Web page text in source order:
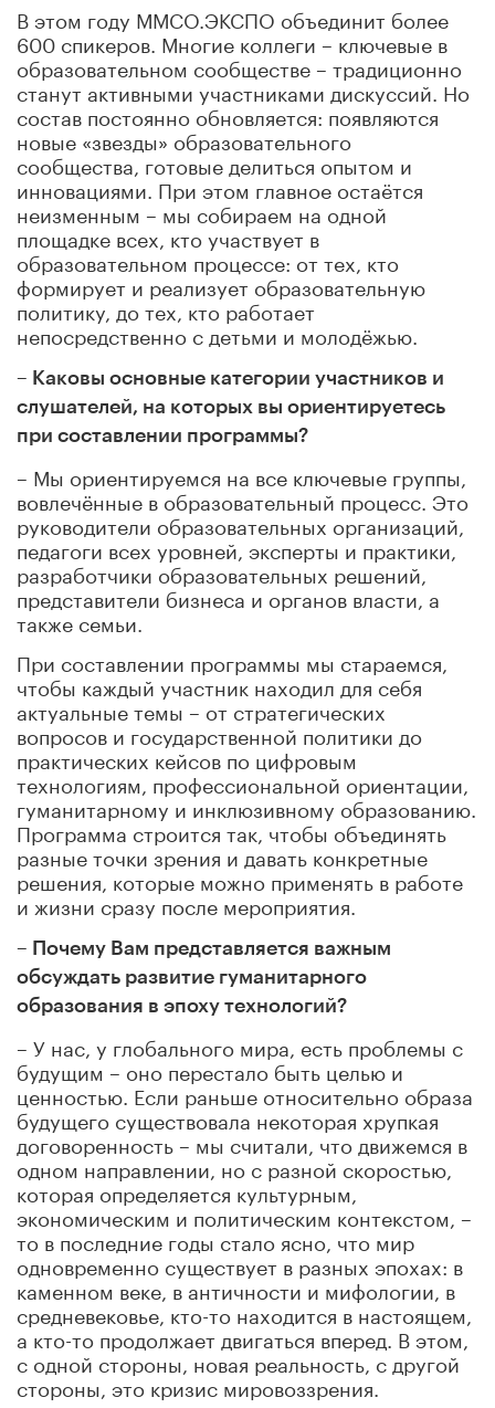
В этом году ММСО.ЭКСПО объединит более
600 спикеров. Многие коллеги – ключевые в
образовательном сообществе – традиционно
станут активными участниками дискуссий. Но
состав постоянно обновляется: появляются
новые «звезды» образовательного
сообщества, готовые делиться опытом и
инновациями. При этом главное остаётся
неизменным – мы собираем на одной
площадке всех, кто участвует в
образовательном процессе: от тех, кто
формирует и реализует образовательную
политику, до тех, кто работает
непосредственно с детьми и молодёжью.
– Каковы основные категории участников и
слушателей, на которых вы ориентируетесь
при составлении программы?
– Мы ориентируемся на все ключевые группы,
вовлечённые в образовательный процесс. Это
руководители образовательных организаций,
педагоги всех уровней, эксперты и практики,
разработчики образовательных решений,
представители бизнеса и органов власти, а
также семьи.
При составлении программы мы стараемся,
чтобы каждый участник находил для себя
актуальные темы – от стратегических
вопросов и государственной политики до
практических кейсов по цифровым
технологиям, профессиональной ориентации,
гуманитарному и инклюзивному образованию.
Программа строится так, чтобы объединять
разные точки зрения и давать конкретные
решения, которые можно применять в работе
и жизни сразу после мероприятия.
– Почему Вам представляется важным
обсуждать развитие гуманитарного
образования в эпоху технологий?
– У нас, у глобального мира, есть проблемы с
будущим – оно перестало быть целью и
ценностью. Если раньше относительно образа
будущего существовала некоторая хрупкая
договоренность – мы считали, что движемся в
одном направлении, но с разной скоростью,
которая определяется культурным,
экономическим и политическим контекстом, –
то в последние годы стало ясно, что мир
одновременно существует в разных эпохах: в
каменном веке, в античности и мифологии, в
средневековье, кто-то находится в настоящем,
а кто-то продолжает двигаться вперед. В этом,
с одной стороны, новая реальность, с другой
стороны, это кризис мировоззрения.